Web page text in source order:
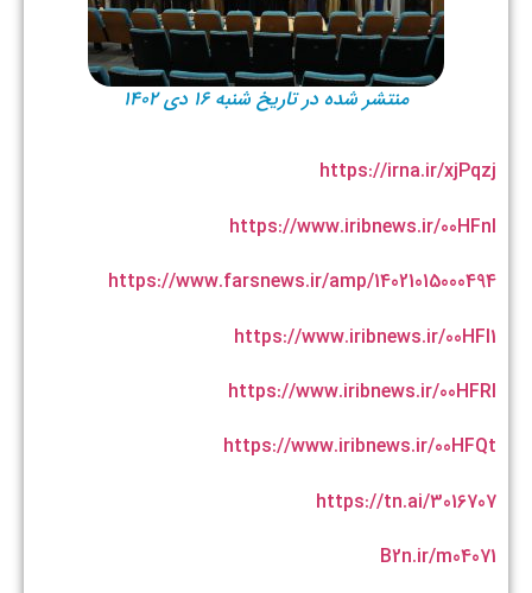
منتشر شده در تاریخ شنبه ۱۶ دی ۱۴۰۲
https://irna.ir/xjPqzj
https://www.iribnews.ir/00HFnl
https://www.farsnews.ir/amp/14021015000494
https://www.iribnews.ir/00HFl1
https://www.iribnews.ir/00HFRI
https://www.iribnews.ir/00HFQt
https://tn.ai/3016707
B2n.ir/m04071